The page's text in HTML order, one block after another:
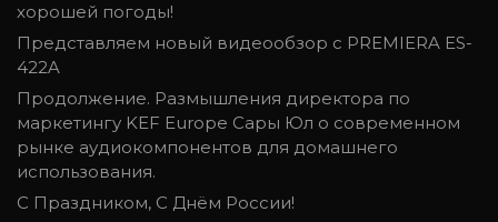
хорошей погоды!
Представляем новый видеообзор с PREMIERA ES-
422A
Продолжение. Размышления директора по
маркетингу KEF Europe Сары Юл о современном
рынке аудиокомпонентов для домашнего
использования.
С Праздником, С Днём России!